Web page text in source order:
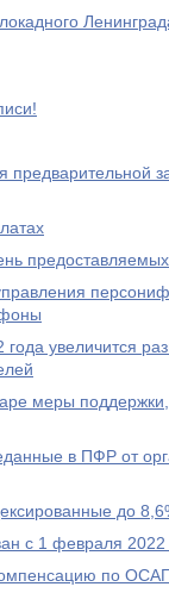
увеличится
меры
в ПФР от
до
с 1 февраля 2022
по